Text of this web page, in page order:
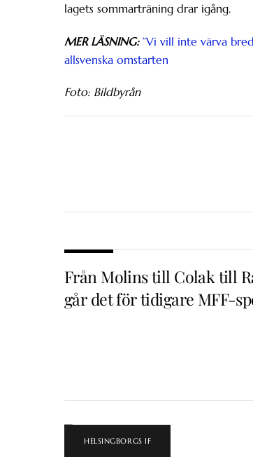
lagets sommarträning drar igång.
MER LÄSNING: ”Vi vill inte värva
allsvenska omstarten
Foto: Bildbyrån
Från Molins till Colak till
går det för tidigare MFF-
HELSINGBORGS IF